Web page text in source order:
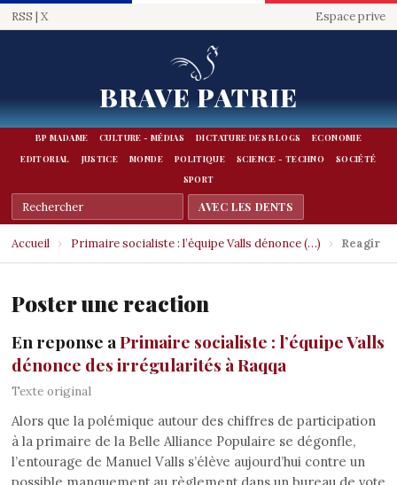
RSS | X Espace prive
BRAVE PATRIE
BP MADAME CULTURE - MÉDIAS DICTATURE DES BLOGS
ECONOMIE
EDITORIAL
JUSTICE MONDE POLITIQUE SCIENCE - TECHNO
SOCIÉTÉ
SPORT
Accueil › Primaire socialiste : l’équipe Valls dénonce (…) › Reagir
Poster une reaction
En reponse aPrimaire socialiste : l’équipe Valls
dénonce des irrégularités à Raqqa
Texte original
Alors que la polémique autour des chiffres de participation
à la primaire de la Belle Alliance Populaire se dégonfle,
l’entourage de Manuel Valls s’élève aujourd’hui contre un
possible manquement au règlement dans un bureau de vote